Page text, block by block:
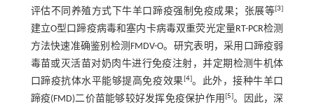
评估不同养殖方式下牛羊口蹄疫强制免疫成果；张展等[3]
建立O型口蹄疫病毒和塞内卡病毒双重荧光定量RT-PCR检测
方法快速准确鉴别检测FMDV-O。研究表明，采用口蹄疫弱
毒苗或灭活苗对奶肉牛进行免疫注射，并定期检测牛机体
口蹄疫抗体水平能够提高免疫效果[4]。此外，接种牛羊口
蹄疫(FMD)二价苗能够较好发挥免疫保护作用[5]。因此，深